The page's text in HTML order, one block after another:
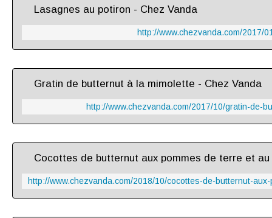
Lasagnes au potiron - Chez Vanda
http://www.chezvanda.com/2017/
Gratin de butternut à la mimolette - Chez Vanda
http://www.chezvanda.com/2017/10/gratin-de-